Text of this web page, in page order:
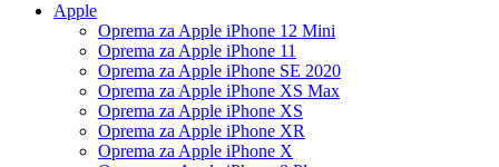
Apple
Oprema za Apple iPhone 12 Mini
Oprema za Apple iPhone 11
Oprema za Apple iPhone SE 2020
Oprema za Apple iPhone XS Max
Oprema za Apple iPhone XS
Oprema za Apple iPhone XR
Oprema za Apple iPhone X